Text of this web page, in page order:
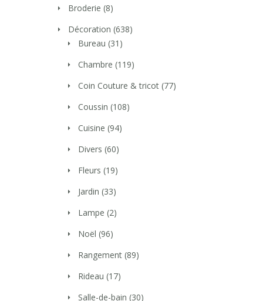
Broderie (8)
Décoration (638)
Bureau (31)
Chambre (119)
Coin Couture & tricot (77)
Coussin (108)
Cuisine (94)
Divers (60)
Fleurs (19)
Jardin (33)
Lampe (2)
Noël (96)
Rangement (89)
Rideau (17)
Salle-de-bain (30)